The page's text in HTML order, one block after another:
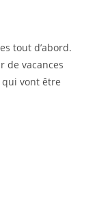
tout d’abord.
de vacances
qui vont être